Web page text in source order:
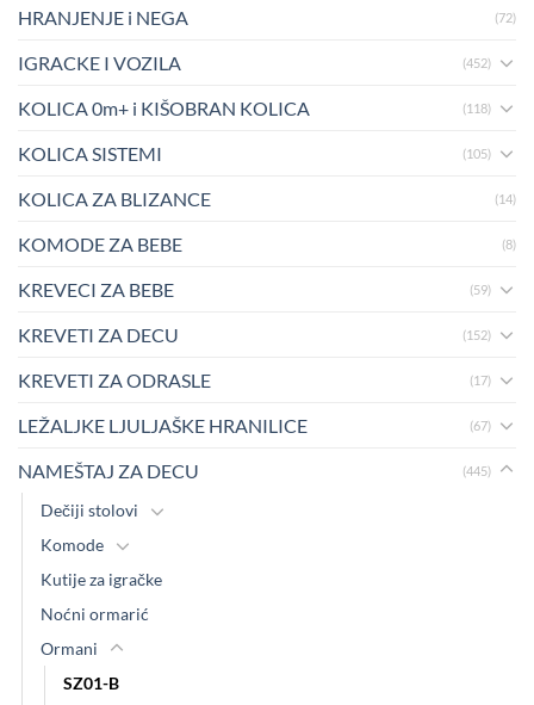
HRANJENJE i NEGA (72)
IGRACKE I VOZILA (452)
KOLICA 0m+ i KIŠOBRAN KOLICA (118)
KOLICA SISTEMI (105)
KOLICA ZA BLIZANCE (14)
KOMODE ZA BEBE (8)
KREVECI ZA BEBE (59)
KREVETI ZA DECU (152)
KREVETI ZA ODRASLE (17)
LEŽALJKE LJULJAŠKE HRANILICE (67)
NAMEŠTAJ ZA DECU (445)
Dečiji stolovi
Komode
Kutije za igračke
Noćni ormarić
Ormani
SZ01-B